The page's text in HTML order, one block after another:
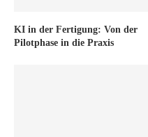
KI in der Fertigung: Von der
Pilotphase in die Praxis